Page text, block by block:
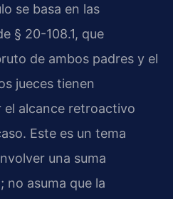
se basa en las
§ 20-108.1, que
de ambos padres y el
jueces tienen
el alcance retroactivo
Este es un tema
una suma
no asuma que la